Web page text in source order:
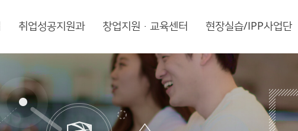
취업성공지원과 창업지원·교육센터 현장실습/IPP사업단